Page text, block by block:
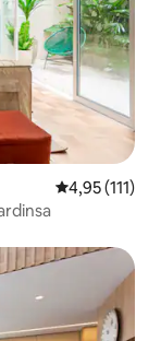
Prosječna
4,95 (111)